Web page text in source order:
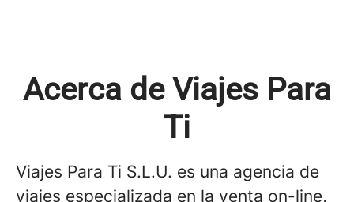
Acerca de Viajes Para
Ti
Viajes Para Ti S.L.U. es una agencia de
viajes especializada en la venta on-line,